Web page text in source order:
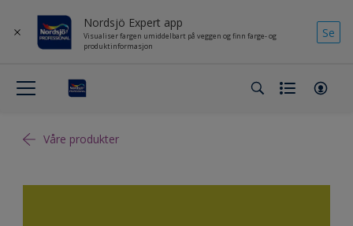
Nordsjö Expert app
Visualiser fargen umiddelbart på veggen og finn farge- og
produktinformasjon
Se
Våre produkter